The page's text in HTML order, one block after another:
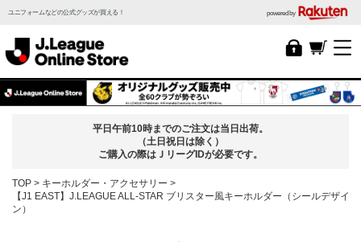
ユニフォームなどの公式グッズが買える！ powered by
平日午前10時までのご注文は当日出荷。
（土日祝日は除く）
ご購入の際はＪリーグIDが必要です。
TOP
キーホルダー・アクセサリー
【J1 EAST】J.LEAGUE ALL-STAR ブリスター風キーホルダー（シールデザイ
ン）